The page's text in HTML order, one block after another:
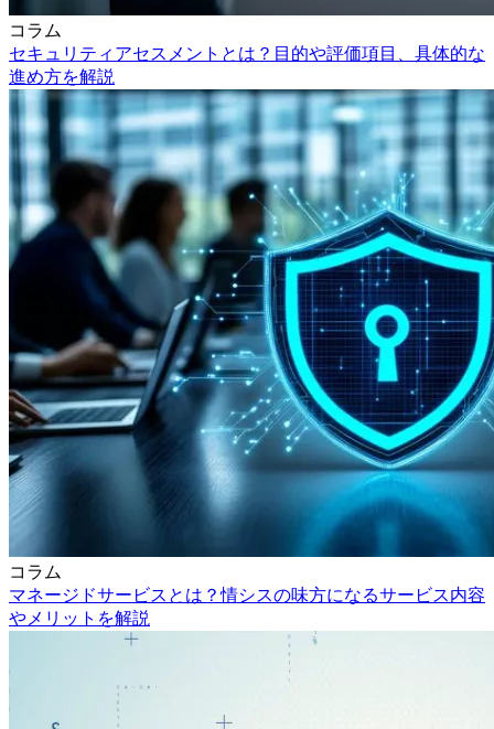
コラム
セキュリティアセスメントとは？目的や評価項目、具体的な
進め方を解説
コラム
マネージドサービスとは？情シスの味方になるサービス内容
やメリットを解説